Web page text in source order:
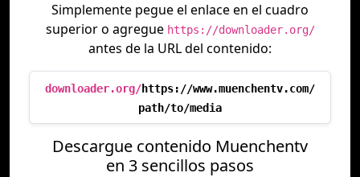
Simplemente pegue el enlace en el cuadro
superior o agregue https://downloader.org/
antes de la URL del contenido:
downloader.org/https://www.muenchentv.com/
path/to/media
Descargue contenido Muenchentv
en 3 sencillos pasos